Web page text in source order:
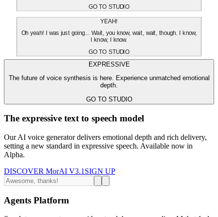
GO TO STUDIO
YEAH!
Oh yeah! I was just going... Wait, you know, wait, wait, though. I know,
I know, I know.
GO TO STUDIO
EXPRESSIVE
The future of voice synthesis is here. Experience unmatched emotional
depth.
GO TO STUDIO
The expressive text to speech model
Our AI voice generator delivers emotional depth and rich delivery,
setting a new standard in expressive speech. Available now in
Alpha.
DISCOVER MorAI V3.1 SIGN UP
Agents Platform